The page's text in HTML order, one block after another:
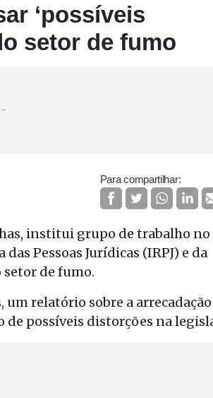
‘possíveis
setor de fumo
Para compartilhar:
institui grupo de trabalho no
Pessoas Jurídicas (IRPJ) e da
setor de fumo.
relatório sobre a
possíveis distorções na